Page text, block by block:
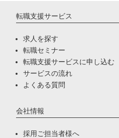
転職支援サービス
求人を探す
転職セミナー
転職支援サービスに申し込む
サービスの流れ
よくある質問
会社情報
採用ご担当者様へ